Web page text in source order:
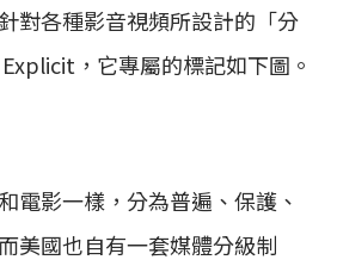
對各種影音視頻所設計的「分
，它專屬的標記如下圖。
電影一樣，分為普遍、保護、
美國也自有一套媒體分級制